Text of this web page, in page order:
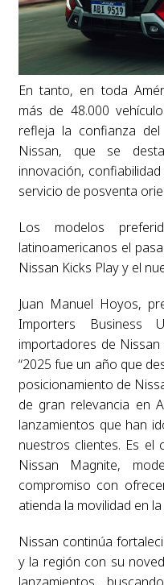
En tanto, en toda
más de 48.000
refleja la confianza
Nissan, que se
innovación,
servicio de posventa
Los modelos
latinoamericanos el
Nissan Kicks Play y el
Juan Manuel Hoyos,
Importers Business
importadores de
“2025 fue un año que
posicionamiento de
de gran relevancia en
lanzamientos que han
nuestros clientes. Es el
Nissan Magnite,
compromiso con
atienda la movilidad en la
Nissan continúa
y la región con su
lanzamientos,